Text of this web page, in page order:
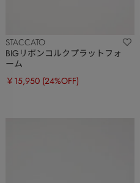
STACCATO
BIGリボンコルクプラットフォ
ーム
￥15,950 (24%OFF)